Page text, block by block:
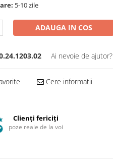
5-10 zile
ADAUGA IN COS
Ai nevoie de ajutor?
Cere informatii
Clienți fericiți
poze reale de la voi